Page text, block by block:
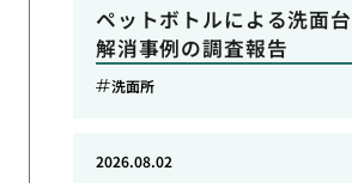
ペットボトルによる洗面
解消事例の調査報告
洗面所
2026.08.02